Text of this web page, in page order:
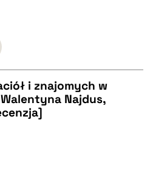
i znajomych w
Najdus,